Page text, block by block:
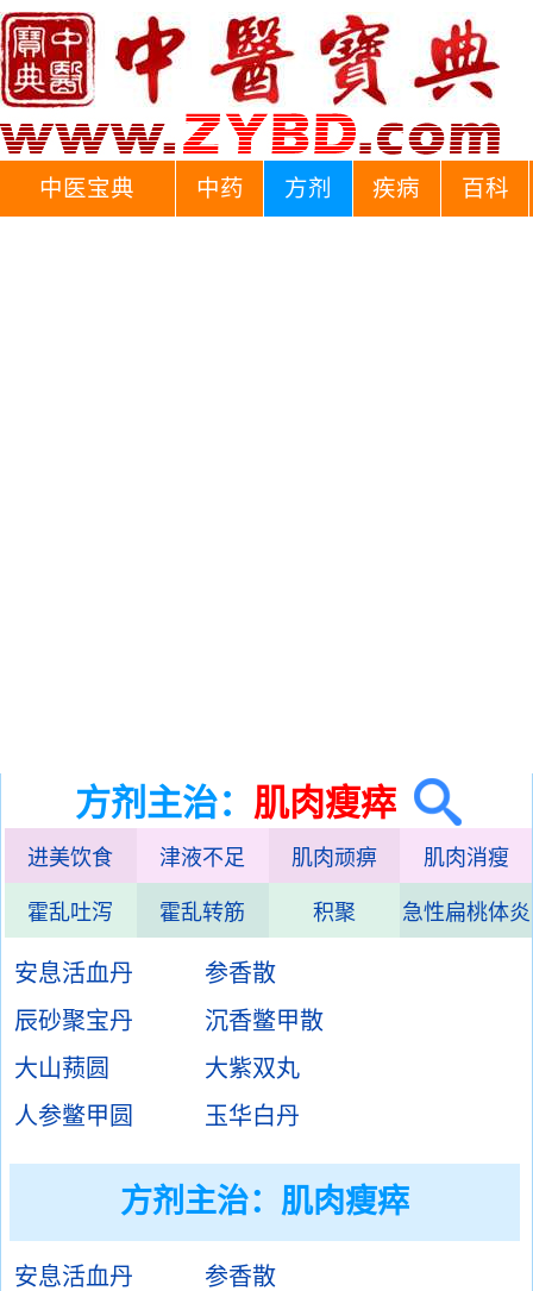
中医宝典 中药 方剂 疾病 百科
方剂主治： 肌肉瘦瘁
进美饮食 津液不足 肌肉顽痹 肌肉消瘦
霍乱吐泻 霍乱转筋 积聚 急性扁桃体炎
安息活血丹
参香散
辰砂聚宝丹
沉香鳖甲散
大山蓣圆
大紫双丸
人参鳖甲圆
玉华白丹
方剂主治： 肌肉瘦瘁
安息活血丹
参香散